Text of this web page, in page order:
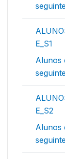
E_S1
Alunos
E_S2
Alunos